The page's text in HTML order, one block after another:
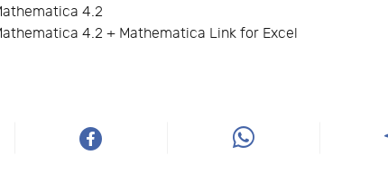
4.2
4.2 + Mathematica Link for Excel